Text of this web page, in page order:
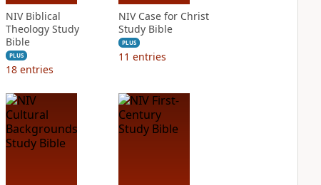
NIV Biblical
Theology Study
Bible
PLUS
18 entries
NIV Case for Christ
Study Bible
PLUS
11 entries